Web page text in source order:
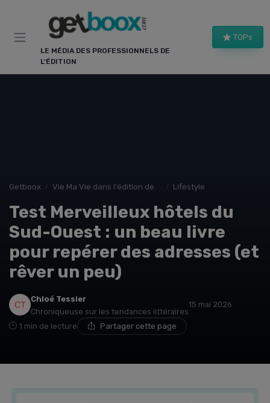
LE MÉDIA DES PROFESSIONNELS DE
L'ÉDITION
TOPs
Getboox Vie Ma Vie dans l'édition de livre Lifestyle
Test Merveilleux hôtels du
Sud-Ouest : un beau livre
pour repérer des adresses (et
rêver un peu)
Chloé Tessier
Chroniqueuse sur les tendances littéraires
15 mai 2026
1 min de lecture Partager cette page